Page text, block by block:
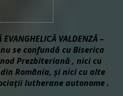
VALDENZĂ –
nu se confundă cu Biserica
Prezbiteriană , nici cu
România, și nici cu alte
lutherane autonome .